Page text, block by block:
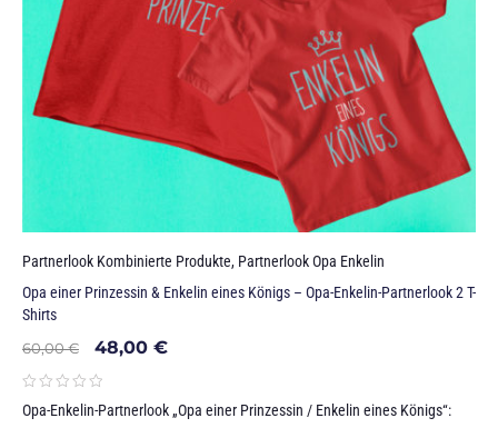
Partnerlook Kombinierte Produkte, Partnerlook Opa Enkelin
Opa einer Prinzessin & Enkelin eines Königs – Opa-Enkelin-Partnerlook 2 T-
Shirts
60,00€ 48,00 €
Opa-Enkelin-Partnerlook „Opa einer Prinzessin / Enkelin eines Königs“: